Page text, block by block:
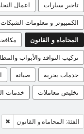
تاجير سيارات اعمال
الكمبيوتر و معلومات الشبكات
المحاماه و القانون
تركيب النوافذ والأبواب
خدمات بحرية صيانة
تخليص معاملات خدمات
الفئة: المحاماه و القانون